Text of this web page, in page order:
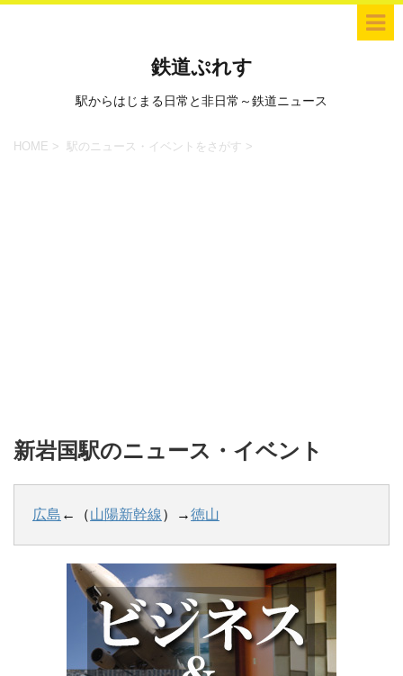
鉄道ぷれす
駅からはじまる日常と非日常～鉄道ニュース
HOME > 駅のニュース・イベントをさがす >
新岩国駅のニュース・イベント
広島 ←（山陽新幹線）→徳山